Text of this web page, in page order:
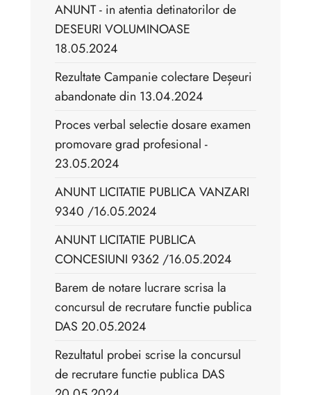
ANUNT - in atentia detinatorilor de
DESEURI VOLUMINOASE
18.05.2024
Rezultate Campanie colectare Deșeuri
abandonate din 13.04.2024
Proces verbal selectie dosare examen
promovare grad profesional -
23.05.2024
ANUNT LICITATIE PUBLICA VANZARI
9340 /16.05.2024
ANUNT LICITATIE PUBLICA
CONCESIUNI 9362 /16.05.2024
Barem de notare lucrare scrisa la
concursul de recrutare functie publica
DAS 20.05.2024
Rezultatul probei scrise la concursul
de recrutare functie publica DAS